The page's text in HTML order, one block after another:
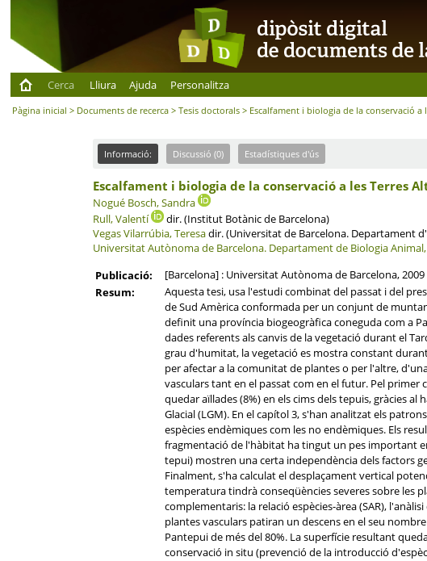
Cerca
Lliura Ajuda Personalitza
Pàgina inicial > Documents de recerca >Tesis doctorals > Escalfament i biologia de la conservació
Informació: Discussió (0) Estadístiques d'ús
Escalfament i biologia de la conservació a les Terres
Nogué Bosch, Sandra
Rull, Valentí
dir. (Institut Botànic de Barcelona)
Vegas Vilarrúbia, Teresadir. (Universitat de Barcelona. Departament
Universitat Autònoma de Barcelona. Departament de Biologia
Publicació:
[Barcelona] : Universitat Autònoma de Barcelona, 2009
Resum:
Aquesta tesi, usa l'estudi combinat del passat i del
de Sud Amèrica conformada per un conjunt de
definit una província biogeogràfica coneguda com a
dades referents als canvis de la vegetació durant el
grau d'humitat, la vegetació es mostra constant
per afectar a la comunitat de plantes o per l'altre,
vasculars tant en el passat com en el futur. Pel primer
quedar aïllades (8%) en els cims dels tepuis, gràcies
Glacial (LGM). En el capítol 3, s'han analitzat els
espècies endèmiques com les no endèmiques. Els
fragmentació de l'hàbitat ha tingut un pes important
tepui) mostren una certa independència dels factors
Finalment, s'ha calculat el desplaçament vertical
temperatura tindrà conseqüències severes sobre les
complementaris: la relació espècies-àrea (SAR),
plantes vasculars patiran un descens en el seu
Pantepui de més del 80%. La superfície resultant
conservació in situ (prevenció de la introducció